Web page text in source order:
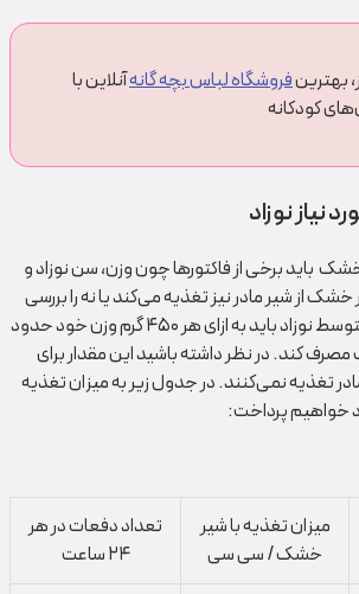
بهترینفروشگاه لباس بچه گانهآنلاین با
کودکانه
نیاز نوزاد
خشک باید برخی از فاکتور‌ها چون وزن، سن نوزاد و
خشک از شیر مادر نیز تغذیه می‌کند یا نه را بررسی
کرد. در مجموع به طور متوسط نوزاد باید به ازای هر ۴۵۰ گرم وزن خود حدود
کند. در نظر داشته باشید این مقدار برای
تغذیه نمی‌کنند. در جدول زیر به میزان تغذیه
خواهیم پرداخت:
میزان تغذیه با شیر
خشک / سی سی
تعداد دفعات در هر
۲۴ ساعت